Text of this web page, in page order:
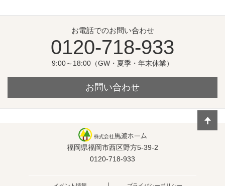
お電話でのお問い合わせ
0120-718-933
9:00～18:00（GW・夏季・年末休業）
お問い合わせ
福岡県福岡市西区野方5-39-2
0120-718-933